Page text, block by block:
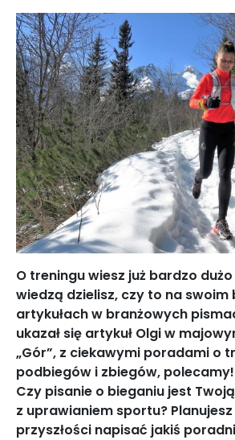
O treningu wiesz już bardzo
wiedzą dzielisz, czy to na swoim
artykułach w branżowych
ukazał się artykuł Olgi w
„Gór”, z ciekawymi poradami o
podbiegów i zbiegów,
Czy pisanie o bieganiu jest
z uprawianiem sportu?
przyszłości napisać jakiś